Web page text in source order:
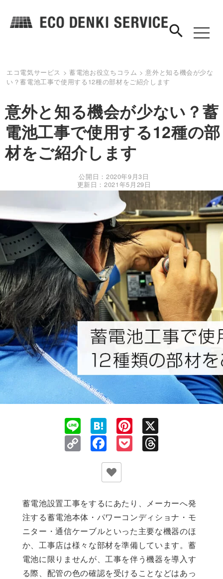
toggle
search
エコ電気サービス >蓄電池お役立ちコラム >意外と知る機会が少な
い？蓄電池工事で使用する12種の部材をご紹介します
意外と知る機会が少ない？蓄
電池工事で使用する12種の部
材をご紹介します
公開日：2020年9月3日
更新日：2021年5月29日
Line HatenaPinterest
Copy
Link
Facebook
Pocket
蓄電池設置工事をするにあたり、メーカーへ発
注する蓄電池本体・パワーコンディショナ・モ
ニター・通信ケーブルといった主要な機器のほ
か、工事店は様々な部材を準備しています。蓄
電池に限りませんが、工事を伴う機器を導入す
る際、配管の色の確認を受けることなどはあっ